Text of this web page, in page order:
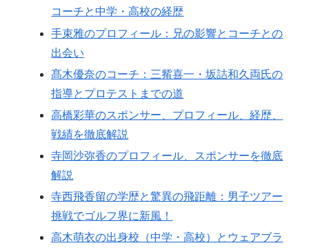
コーチと中学・高校の経歴
手束雅のプロフィール：兄の影響とコーチとの
出会い
髙木優奈のコーチ：三觜喜一・坂詰和久両氏の
指導とプロテストまでの道
高橋彩華のスポンサー、プロフィール、経歴、
戦績を徹底解説
寺岡沙弥香のプロフィール、スポンサーを徹底
解説
寺西飛香留の学歴と驚異の飛距離：男子ツアー
挑戦でゴルフ界に新風！
高木萌衣の出身校（中学・高校）とウェアブラ